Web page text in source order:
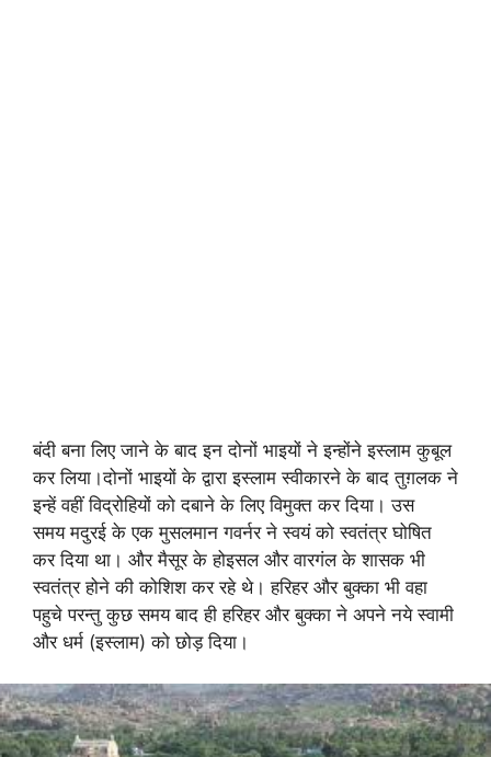
बंदी बना लिए जाने के बाद इन दोनों भाइयों ने इन्होंने इस्लाम कुबूल
कर लिया।दोनों भाइयों के द्वारा इस्लाम स्वीकारने के बाद तुग़लक ने
इन्हें वहीं विद्रोहियों को दबाने के लिए विमुक्त कर दिया। उस
समय मदुरई के एक मुसलमान गवर्नर ने स्वयं को स्वतंत्र घोषित
कर दिया था। और मैसूर के होइसल और वारगंल के शासक भी
स्वतंत्र होने की कोशिश कर रहे थे। हरिहर और बुक्का भी वहा
पहुचे परन्तु कुछ समय बाद ही हरिहर और बुक्का ने अपने नये स्वामी
और धर्म (इस्लाम) को छोड़ दिया।